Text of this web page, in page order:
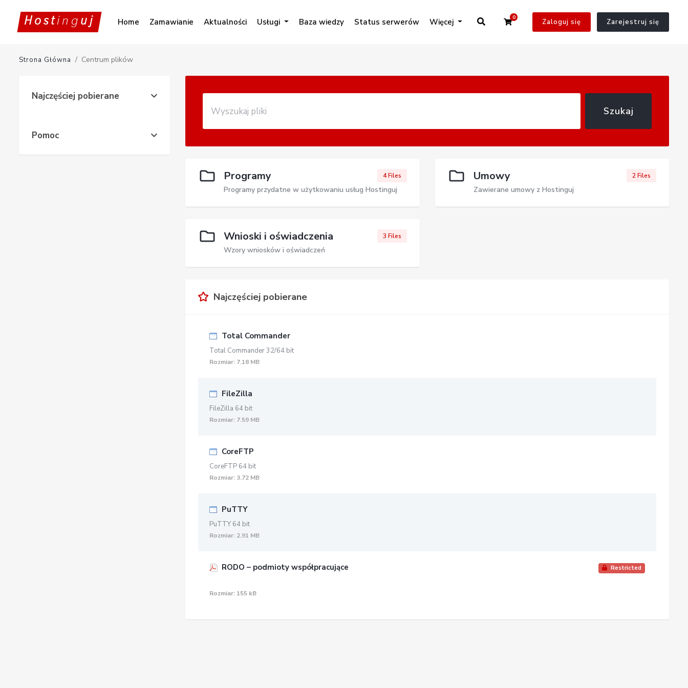
Hosting uj Home Zamawianie Aktualności Usługi Baza wiedzy Status serwerów Więcej 0
Twój KoszykZaloguj się Zarejestruj się
Strona Główna Centrum plików
Najczęściej pobierane
Pomoc
Szukaj
Programy 4 Files
Programy przydatne w użytkowaniu usług Hostinguj
Umowy 2 Files
Zawierane umowy z Hostinguj
Wnioski i oświadczenia 3 Files
Wzory wniosków i oświadczeń
Najczęściej pobierane
Total Commander
Total Commander 32/64 bit
Rozmiar: 7.18 MB
FileZilla
FileZilla 64 bit
Rozmiar: 7.59 MB
CoreFTP
CoreFTP 64 bit
Rozmiar: 3.72 MB
PuTTY
PuTTY 64 bit
Rozmiar: 2.91 MB
RODO – podmioty współpracujące Restricted
Rozmiar: 155 kB